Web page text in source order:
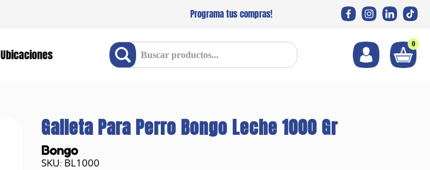
Programa tus compras!
Ubicaciones
Buscar productos... 0
Galleta Para Perro Bongo Leche 1000 Gr
Bongo
: BL1000